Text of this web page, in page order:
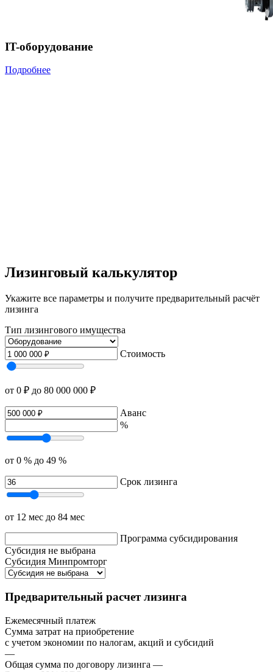
IT-оборудование
Подробнее
Лизинговый калькулятор
Укажите все параметры и получите предварительный расчёт
лизинга
Тип лизингового имущества
Стоимость
от 0 ₽ до 80 000 000 ₽
Аванс
%
от 0 % до 49 %
Срок лизинга
от 12 мес до 84 мес
Программа субсидирования
Субсидия не выбрана
Субсидия Минпромторг
Предварительный расчет лизинга
Ежемесячный платеж
Сумма затрат на приобретение
с учетом экономии по налогам, акций и субсидий
—
Общая сумма по договору лизинга —